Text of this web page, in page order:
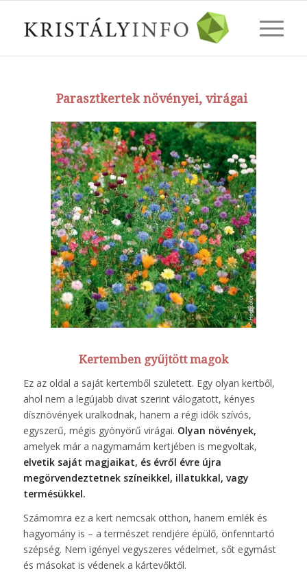
Parasztkertek növényei, virágai
Kertemben gyűjtött magok
Ez az oldal a saját kertemből született. Egy olyan kertből,
ahol nem a legújabb divat szerint válogatott, kényes
dísznövények uralkodnak, hanem a régi idők szívós,
egyszerű, mégis gyönyörű virágai. Olyan növények,
amelyek már a nagymamám kertjében is megvoltak,
elvetik saját magjaikat, és évről évre újra
megörvendeztetnek színeikkel, illatukkal, vagy
termésükkel.
Számomra ez a kert nemcsak otthon, hanem emlék és
hagyomány is – a természet rendjére épülő, önfenntartó
szépség. Nem igényel vegyszeres védelmet, sőt egymást
és másokat is védenek a kártevőktől.